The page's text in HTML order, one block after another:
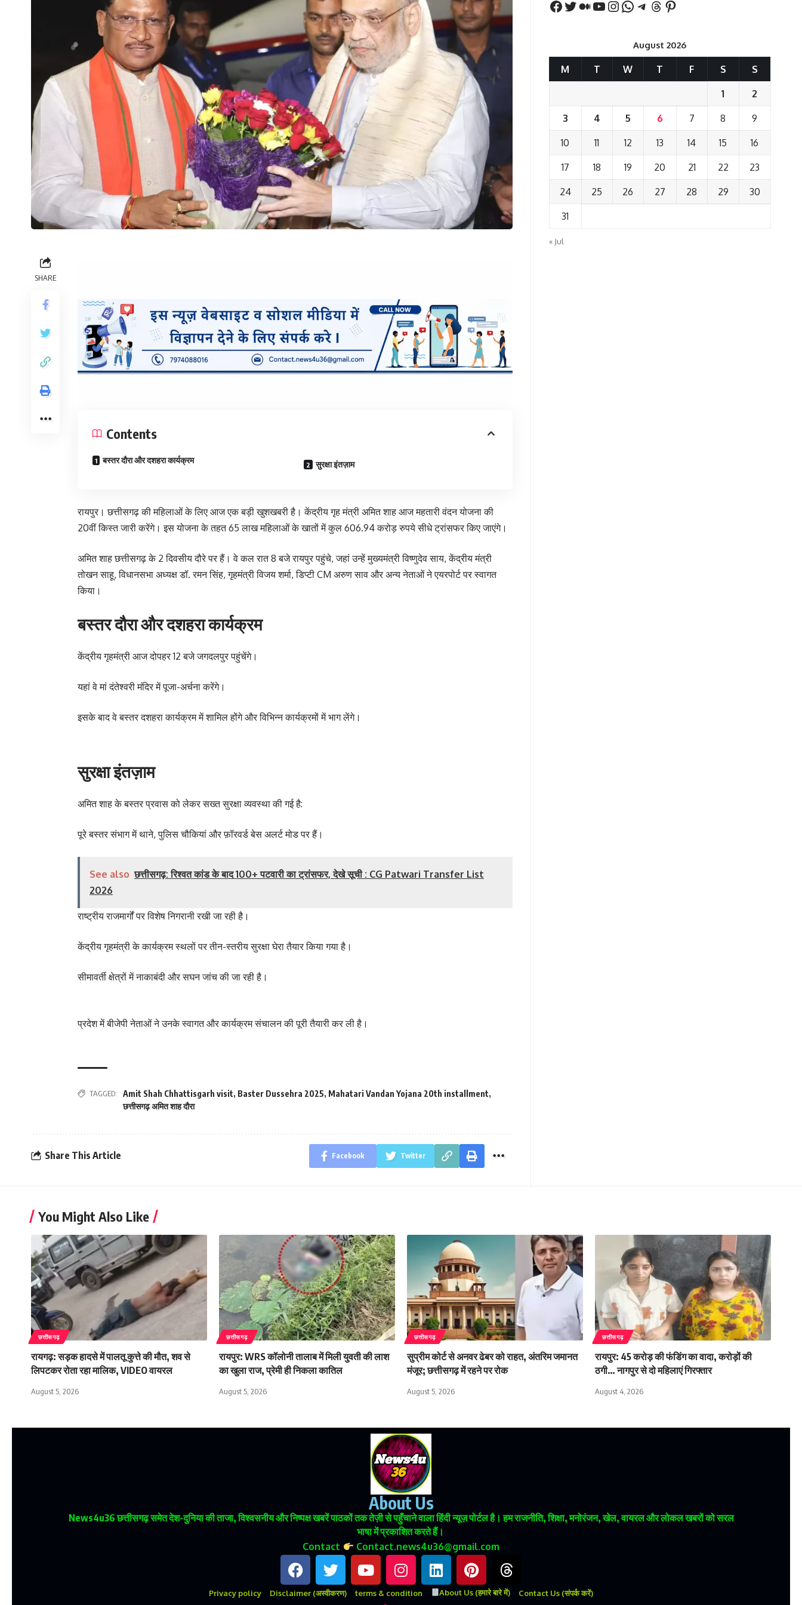
SHARE
Contents
बस्तर दौरा और दशहरा कार्यक्रम सुरक्षा इंतज़ाम
रायपुर। छत्तीसगढ़ की महिलाओं के लिए आज एक बड़ी खुशखबरी है। केंद्रीय गृह मंत्री अमित शाह आज महतारी वंदन योजना की
20वीं किस्त जारी करेंगे। इस योजना के तहत 65 लाख महिलाओं के खातों में कुल 606.94 करोड़ रुपये सीधे ट्रांसफर किए जाएंगे।
अमित शाह छत्तीसगढ़ के 2 दिवसीय दौरे पर हैं। वे कल रात 8 बजे रायपुर पहुंचे, जहां उन्हें मुख्यमंत्री विष्णुदेव साय, केंद्रीय मंत्री
तोखन साहू, विधानसभा अध्यक्ष डॉ. रमन सिंह, गृहमंत्री विजय शर्मा, डिप्टी CM अरुण साव और अन्य नेताओं ने एयरपोर्ट पर स्वागत
किया।
बस्तर दौरा और दशहरा कार्यक्रम
केंद्रीय गृहमंत्री आज दोपहर 12 बजे जगदलपुर पहुंचेंगे।
यहां वे मां दंतेश्वरी मंदिर में पूजा-अर्चना करेंगे।
इसके बाद वे बस्तर दशहरा कार्यक्रम में शामिल होंगे और विभिन्न कार्यक्रमों में भाग लेंगे।
सुरक्षा इंतज़ाम
अमित शाह के बस्तर प्रवास को लेकर सख्त सुरक्षा व्यवस्था की गई है:
पूरे बस्तर संभाग में थाने, पुलिस चौकियां और फ़ॉरवर्ड बेस अलर्ट मोड पर हैं।
See also छत्तीसगढ़: रिश्वत कांड के बाद 100+ पटवारी का ट्रांसफर, देखे सूची : CG Patwari Transfer List
2026
राष्ट्रीय राजमार्गों पर विशेष निगरानी रखी जा रही है।
केंद्रीय गृहमंत्री के कार्यक्रम स्थलों पर तीन-स्तरीय सुरक्षा घेरा तैयार किया गया है।
सीमावर्ती क्षेत्रों में नाकाबंदी और सघन जांच की जा रही है।
प्रदेश में बीजेपी नेताओं ने उनके स्वागत और कार्यक्रम संचालन की पूरी तैयारी कर ली है।
TAGGED: Amit Shah Chhattisgarh visit, Baster Dussehra 2025, Mahatari Vandan Yojana 20th installment,
छत्तीसगढ़ अमित शाह दौरा
Share This Article Facebook Twitter
August 2026
M T W T F S S
1 2
3 4 5 6 7 8 9
10 11 12 13 14 15 16
17 18 19 20 21 22 23
24 25 26 27 28 29 30
31
« Jul
You Might Also Like
छत्तीसगढ़
रायगढ़: सड़क हादसे में पालतू कुत्ते की मौत, शव से
लिपटकर रोता रहा मालिक, VIDEO वायरल
August 5, 2026
छत्तीसगढ़
रायपुर: WRS कॉलोनी तालाब में मिली युवती की लाश
का खुला राज, प्रेमी ही निकला कातिल
August 5, 2026
छत्तीसगढ़
सुप्रीम कोर्ट से अनवर ढेबर को राहत, अंतरिम जमानत
मंजूर; छत्तीसगढ़ में रहने पर रोक
August 5, 2026
छत्तीसगढ़
रायपुर: 45 करोड़ की फंडिंग का वादा, करोड़ों की
ठगी… नागपुर से दो महिलाएं गिरफ्तार
August 4, 2026
About Us
News4u36छत्तीसगढ़ समेत देश-दुनिया की ताजा, विश्वसनीय और निष्पक्ष खबरें पाठकों तक तेज़ी से पहुँचाने वाला हिंदी न्यूज़ पोर्टल है। हम राजनीति, शिक्षा, मनोरंजन, खेल, वायरल और लोकल खबरों को सरल
भाषा में प्रकाशित करते हैं।
Contact
Contact.news4u36@gmail.com
Privacy policy Disclaimer (अस्वीकरण) terms & condition About Us (हमारे बारे में) Contact Us (संपर्क करें)